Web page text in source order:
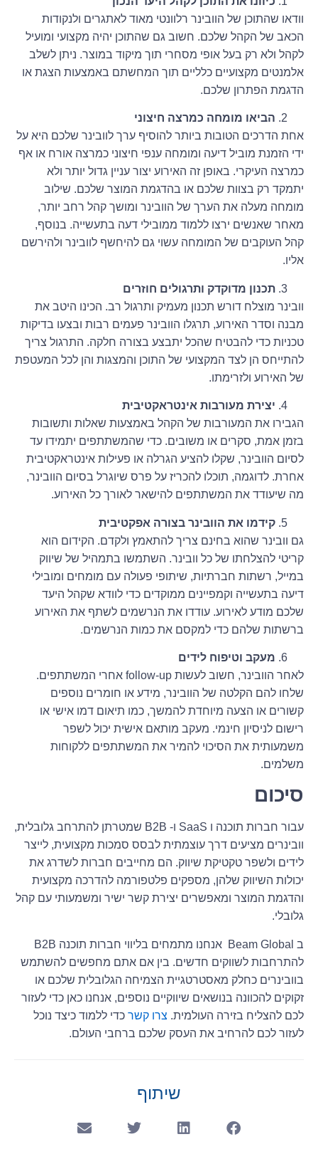
וודאו שהתוכן של הוובינר רלוונטי מאוד לאתגרים ולנקודות
הכאב של הקהל שלכם. חשוב גם שהתוכן יהיה מקצועי ומועיל
לקהל ולא רק בעל אופי מסחרי תוך מיקוד במוצר. ניתן לשלב
אלמנטים מקצועיים כלליים תוך המחשתם באמצעות הצגת או
הדגמת הפתרון שלכם.
הביאו מומחה כמרצה חיצוני
אחת הדרכים הטובות ביותר להוסיף ערך לוובינר שלכם היא על
ידי הזמנת מוביל דיעה ומומחה ענפי חיצוני כמרצה אורח או אף
כמרצה העיקרי. באופן זה האירוע יצור עניין גדול יותר ולא
יתמקד רק בצוות שלכם או בהדגמת המוצר שלכם. שילוב
מומחה מעלה את הערך של הוובינר ומושך קהל רחב יותר,
מאחר שאנשים ירצו ללמוד ממובילי דעה בתעשייה. בנוסף,
קהל העוקבים של המומחה עשוי גם להיחשף לוובינר ולהירשם
אליו.
תכנון מדוקדק ותרגולים חוזרים
וובינר מוצלח דורש תכנון מעמיק ותרגול רב. הכינו היטב את
מבנה וסדר האירוע, תרגלו הוובינר פעמים רבות ובצעו בדיקות
טכניות כדי להבטיח שהכל יתבצע בצורה חלקה. התרגול צריך
להתייחס הן לצד המקצועי של התוכן והמצגות והן לכל המעטפת
של האירוע ולזרימתו.
יצירת מעורבות אינטראקטיבית
הגבירו את המעורבות של הקהל באמצעות שאלות ותשובות
בזמן אמת, סקרים או משובים. כדי שהמשתתפים יתמידו עד
לסיום הוובינר, שקלו להציע הגרלה או פעילות אינטראקטיבית
אחרת. לדוגמה, תוכלו להכריז על פרס שיוגרל בסיום הוובינר,
מה שיעודד את המשתתפים להישאר לאורך כל האירוע.
קידמו את הוובינר בצורה אפקטיבית
גם וובינר שהוא בחינם צריך להתאמץ ולקדם. הקידום הוא
קריטי להצלחתו של כל וובינר. השתמשו בתמהיל של שיווק
במייל, רשתות חברתיות, שיתופי פעולה עם מומחים ומובילי
דיעה בתעשייה וקמפיינים ממוקדים כדי לוודא שקהל היעד
שלכם מודע לאירוע. עודדו את הנרשמים לשתף את האירוע
ברשתות שלהם כדי למקסם את כמות הנרשמים.
מעקב וטיפוח לידים
לאחר הוובינר, חשוב לעשות follow-up אחרי המשתתפים.
שלחו להם הקלטה של הוובינר, מידע או חומרים נוספים
קשורים או הצעה מיוחדת להמשך, כמו תיאום דמו אישי או
רישום לניסיון חינמי. מעקב מותאם אישית יכול לשפר
משמעותית את הסיכוי להמיר את המשתתפים ללקוחות
משלמים.
סיכום
עבור חברות תוכנה ו SaaS ו- B2B שמטרתן להתרחב גלובלית,
וובינרים מציעים דרך עוצמתית לבסס סמכות מקצועית, לייצר
לידים ולשפר טקטיקת שיווק. הם מחייבים חברות לשדרג את
יכולות השיווק שלהן, מספקים פלטפורמה להדרכה מקצועית
והדגמת המוצר ומאפשרים יצירת קשר ישיר ומשמעותי עם קהל
גלובלי.
ב Beam Global אנחנו מתמחים בליווי חברות תוכנה B2B
להתרחבות לשווקים חדשים. בין אם אתם מחפשים להשתמש
בוובינרים כחלק מאסטרטגיית הצמיחה הגלובלית שלכם או
זקוקים להכוונה בנושאים שיווקיים נוספים, אנחנו כאן כדי לעזור
לכם להצליח בזירה העולמית.צרו קשרכדי ללמוד כיצד נוכל
לעזור לכם להרחיב את העסק שלכם ברחבי העולם.
שיתוף